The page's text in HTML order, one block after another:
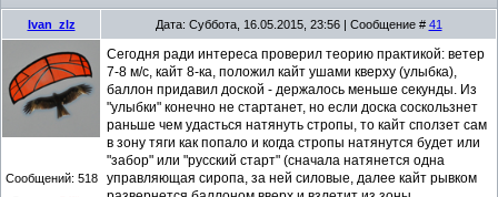
Ivan_zlz Дата: Суббота, 16.05.2015, 23:56 | Сообщение # 41
Сообщений: 518
Сегодня ради интереса проверил теорию практикой: ветер
7-8 м/с, кайт 8-ка, положил кайт ушами кверху (улыбка),
баллон придавил доской - держалось меньше секунды. Из
"улыбки" конечно не стартанет, но если доска соскользнет
раньше чем удасться натянуть стропы, то кайт сползет сам
в зону тяги как попало и когда стропы натянутся будет или
"забор" или "русский старт" (сначала натянется одна
управляющая сиропа, за ней силовые, далее кайт рывком